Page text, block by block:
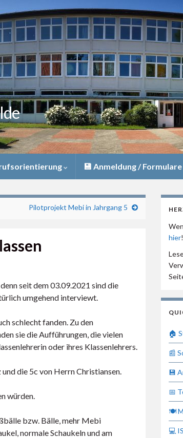
💾 Anmeldung / Formulare
Pilotprojekt Mebi in Jahrgang 5
seit dem 03.09.2021 sind die
umgehend interviewt.
schlecht fanden. Zu den
sie die Aufführungen, die vielen
oder ihres Klassenlehrers.
die 5c von Herrn Christiansen.
würden.
bzw. Bälle, mehr Mebi
normale Schaukeln und am
hier!
🏠
📰
💾
📅
🍽
💻